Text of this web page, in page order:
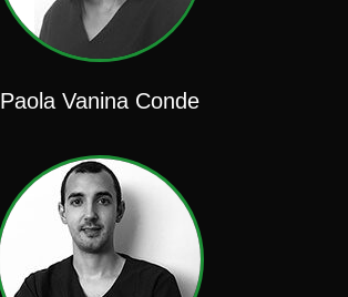
Paola Vanina Conde